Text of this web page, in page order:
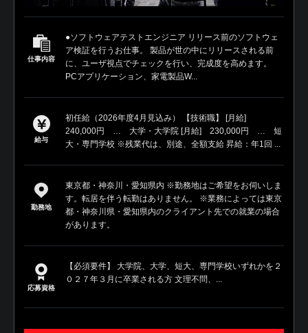
仕事内容
●ソフトウェアテストエンジニア リリース前のソフトウェ
ア検証を行うお仕事。 製品が世の中にリリースされる前
に、ユーザ視点でチェックを行い、完成度を高めます。
PCアプリケーション、家電製品W...
給与
初任給（2026年度4月見込み） 【技術職】 [月給]
240,000円 … 大学・大学院 [月給] 230,000円 … 短
大・専門学校 ※残業代は、別途、全額支給 昇給：年1回 ...
勤務地
東京都・神奈川・愛知県内 ※勤務地はご希望をお伺いしま
す。転居を伴う転勤はありません。 ※業務によっては東京
都・神奈川県・愛知県内のクライアント先での就業の場合
があります。
応募資格
【必須要件】 大学院、大学、短大、専門学校いずれかを２
０２７年３月に卒業される方 文理不問、...